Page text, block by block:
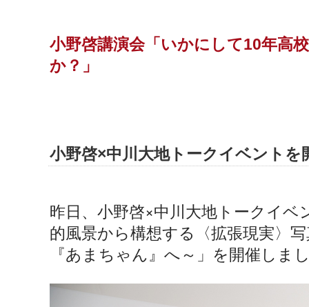
小野啓講演会「いかにして10年高
か？」
小野啓×中川大地トークイベントを
昨日、小野啓×中川大地トークイベ
的風景から構想する〈拡張現実〉
『あまちゃん』へ～」を開催しま